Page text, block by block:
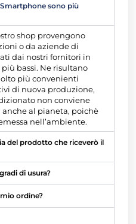
sono più
shop provengono
o da aziende di
dai nostri fornitori in
bassi. Ne risultano
più convenienti
di nuova produzione,
non conviene
al pianeta, poichè
nell’ambiente.
del prodotto che riceverò il
di usura?
ordine?